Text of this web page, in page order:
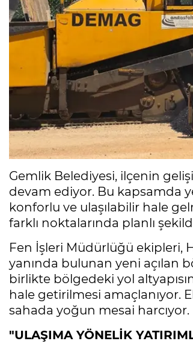
Gemlik Belediyesi, ilçenin
devam ediyor. Bu kapsamda
konforlu ve ulaşılabilir hale
farklı noktalarında planlı
Fen İşleri Müdürlüğü ekipleri,
yanında bulunan yeni açılan
birlikte bölgedeki yol
hale getirilmesi amaçlanıyor.
sahada yoğun mesai harcıyor.
"ULAŞIMA YÖNELİK